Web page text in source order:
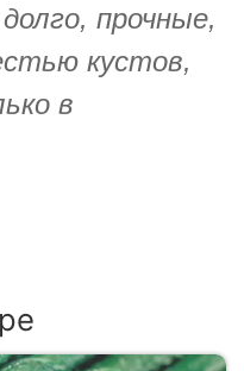
прочные,
кустов,
в